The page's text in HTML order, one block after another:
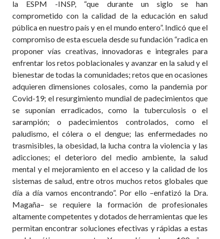
la ESPM -INSP, “que durante un siglo se han
comprometido con la calidad de la educación en salud
pública en nuestro país y en el mundo entero”. Indicó que el
compromiso de esta escuela desde su fundación “radica en
proponer vías creativas, innovadoras e integrales para
enfrentar los retos poblacionales y avanzar en la salud y el
bienestar de todas la comunidades; retos que en ocasiones
adquieren dimensiones colosales, como la pandemia por
Covid-19; el resurgimiento mundial de padecimientos que
se suponían erradicados, como la tuberculosis o el
sarampión; o padecimientos controlados, como el
paludismo, el cólera o el dengue; las enfermedades no
trasmisibles, la obesidad, la lucha contra la violencia y las
adicciones; el deterioro del medio ambiente, la salud
mental y el mejoramiento en el acceso y la calidad de los
sistemas de salud, entre otros muchos retos globales que
día a día vamos encontrando”. Por ello –enfatizó la Dra.
Magaña– se requiere la formación de profesionales
altamente competentes y dotados de herramientas que les
permitan encontrar soluciones efectivas y rápidas a estas